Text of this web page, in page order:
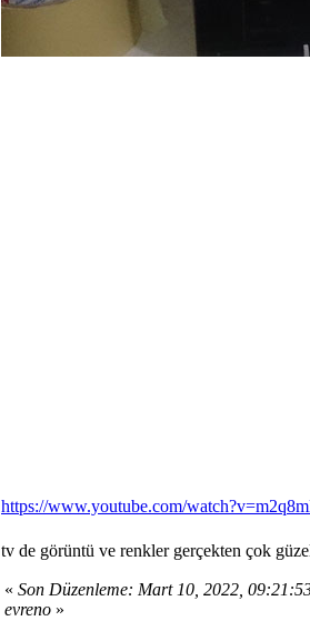
https://www.youtube.com/
tv de görüntü ve renkler gerçekten çok
« Son Düzenleme: Mart 10, 2022,
evreno »